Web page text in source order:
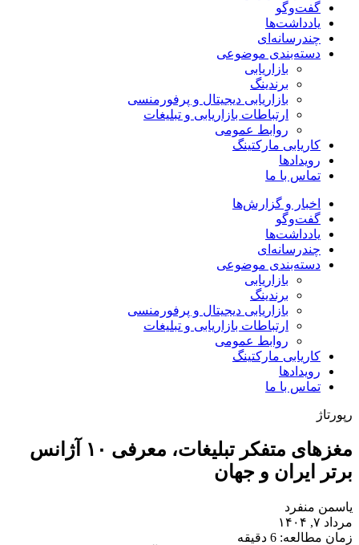
گفت‌وگو
یادداشت‌ها
چندرسانه‌ای
دسته‌بندی موضوعی
بازاریابی
برندینگ
بازاریابی دیجیتال و پرفورمنسی
ارتباطات بازاریابی و تبلیغات
روابط عمومی
کاریابی مارکتینگ
رویدادها
تماس با ما
اخبار و گزارش‌ها
گفت‌وگو
یادداشت‌ها
چندرسانه‌ای
دسته‌بندی موضوعی
بازاریابی
برندینگ
بازاریابی دیجیتال و پرفورمنسی
ارتباطات بازاریابی و تبلیغات
روابط عمومی
کاریابی مارکتینگ
رویدادها
تماس با ما
رپورتاژ
مغزهای متفکر تبلیغات، معرفی ۱۰ آژانس
برتر ایران و جهان
یاسمن منفرد
مرداد ۷, ۱۴۰۴
زمان مطالعه: 6 دقیقه